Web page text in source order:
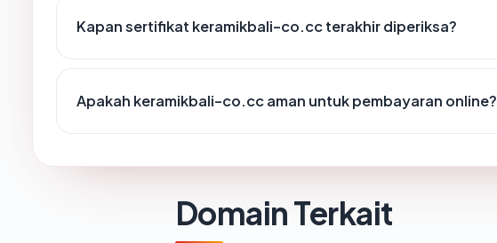
Kapan sertifikat keramikbali-co.cc terakhir diperiksa?
Apakah keramikbali-co.cc aman untuk pembayaran online?
Domain Terkait